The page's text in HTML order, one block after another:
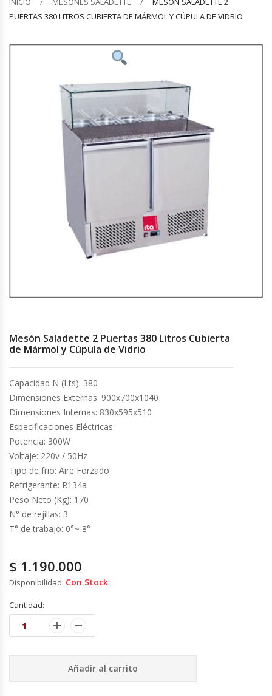
Barquilleras
Bolsas De Sellado Al Vacío
Calentadores De Platos
Cámaras Fermentadoras
Campanas Industriales
Carros Bandejeros
Cocinas Industriales
Congeladoras Tapa Dura
Congeladores Verticales
Coolers / Visicoolers
Cortadoras De Fiambre
Cortadoras De Huesos
Dispensadores De Salsas
Embutidoras
Estanterías Y Repisas
Exhibidoras De Productos Calientes
PUERTAS 380 LITROS CUBIERTA DE MÁRMOL Y CÚPULA DE VIDRIO
Mesón Saladette 2 Puertas 380 Litros Cubierta
de Mármol y Cúpula de Vidrio
Capacidad N (Lts): 380
Dimensiones Externas: 900x700x1040
Dimensiones Internas: 830x595x510
Especificaciones Eléctricas:
Potencia: 300W
Voltaje: 220v / 50Hz
Tipo de frio: Aire Forzado
Refrigerante: R134a
Peso Neto (Kg): 170
N° de rejillas: 3
T° de trabajo: 0°~ 8°
$ 1.190.000
Disponibilidad: Con Stock
Cantidad:
Añadir al carrito